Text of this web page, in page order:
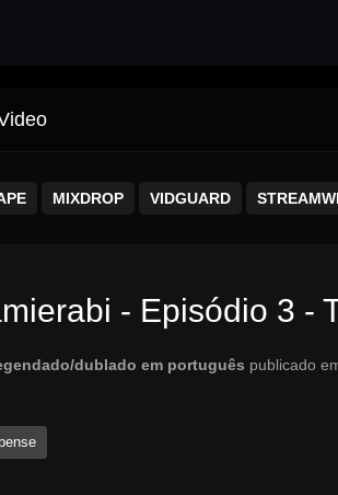
MIXDROP VIDGUARD
- Episódio 3 -
dublado em português publicado